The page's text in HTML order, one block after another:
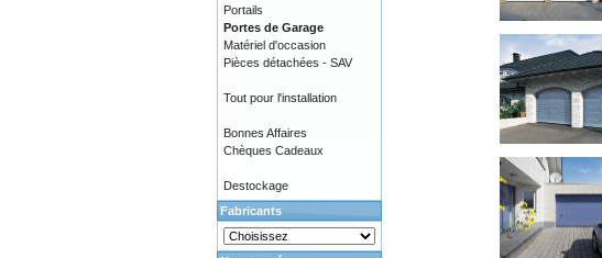
Portails
Portes de Garage
Matériel d'occasion
Pièces détachées - SAV
Tout pour l'installation
Bonnes Affaires
Chèques Cadeaux
Destockage
Fabricants